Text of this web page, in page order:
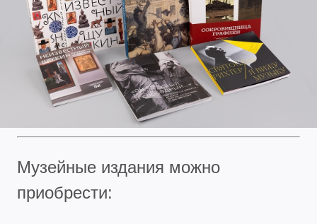
Музейные издания можно
приобрести: